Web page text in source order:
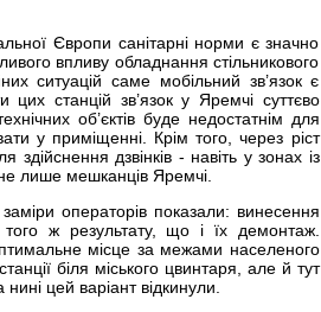
Європи санітарні норми є значно
впливу обладнання стільникового
ситуацій саме мобільний зв’язок є
станцій зв’язок у Яремчі суттєво
об’єктів буде недостатнім для
у приміщенні. Крім того, через ріст
здійснення дзвінків - навіть у зонах із
лише мешканців Яремчі.
операторів показали: винесення
ж результату, що і їх демонтаж.
місце за межами населеного
біля міського цвинтаря, але й тут
цей варіант відкинули.